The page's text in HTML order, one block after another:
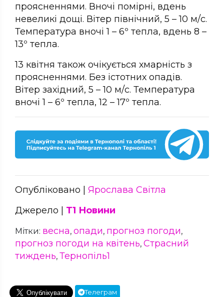
проясненнями. Вночі помірні, вдень
невеликі дощі. Вітер північний, 5 – 10 м/с.
Температура вночі 1 – 6º тепла, вдень 8 –
13º тепла.
13 квітня також очікується хмарність з
проясненнями. Без істотних опадів.
Вітер західний, 5 – 10 м/с. Температура
вночі 1 – 6º тепла, 12 – 17º тепла.
Опубліковано | Ярослава Світла
Джерело | Т1 Новини
Мітки: весна, опади, прогноз погоди,
прогноз погоди на квітень, Страсний
тиждень, Тернопіль1
Телеграм